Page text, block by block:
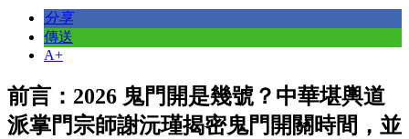
分享
傳送
A+
前言：2026 鬼門開是幾號？中華堪輿道
派掌門宗師謝沅瑾揭密鬼門開關時間，並